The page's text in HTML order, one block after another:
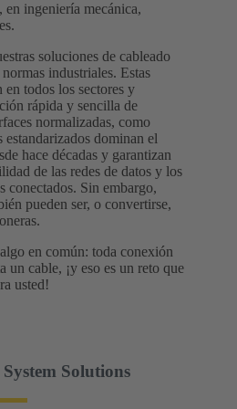
ingeniería mecánica,
soluciones de cableado
industriales. Estas
todos los sectores y
rápida y sencilla de
normalizadas, como
dominan el
hace décadas y garantizan
de las redes de datos y los
conectados. Sin embargo,
pueden ser, o convertirse,
en común: toda conexión
un cable, ¡y eso es un reto que
usted!
Solutions